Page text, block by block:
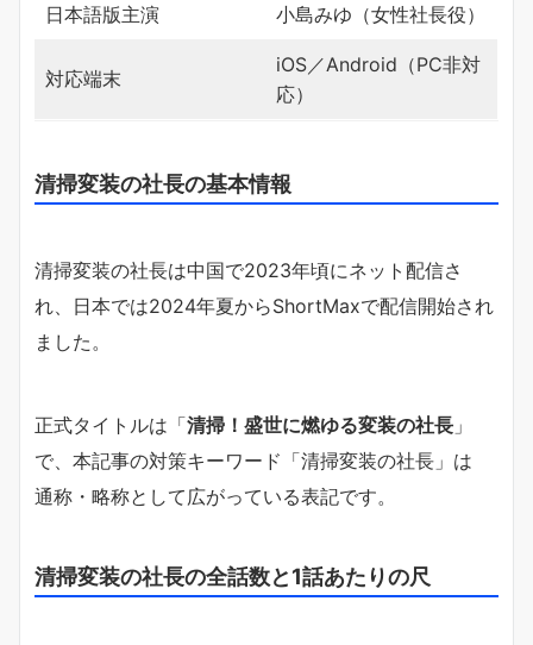
日本語版主演 小島みゆ（女性社長役）
対応端末
iOS／Android（PC非対
応）
清掃変装の社長の基本情報
清掃変装の社長は中国で2023年頃にネット配信さ
れ、日本では2024年夏からShortMaxで配信開始され
ました。
正式タイトルは「清掃！盛世に燃ゆる変装の社長 」
で、本記事の対策キーワード「清掃変装の社長」は
通称・略称として広がっている表記です。
清掃変装の社長の全話数と1話あたりの尺